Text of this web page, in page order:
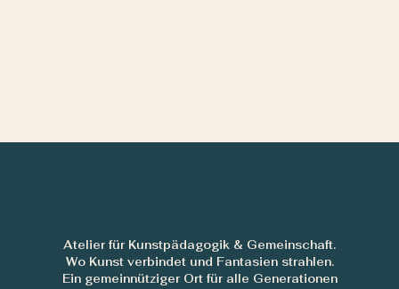
Atelier für Kunstpädagogik & Gemeinschaft.
Wo Kunst verbindet und Fantasien strahlen.
Ein gemeinnütziger Ort für alle Generationen